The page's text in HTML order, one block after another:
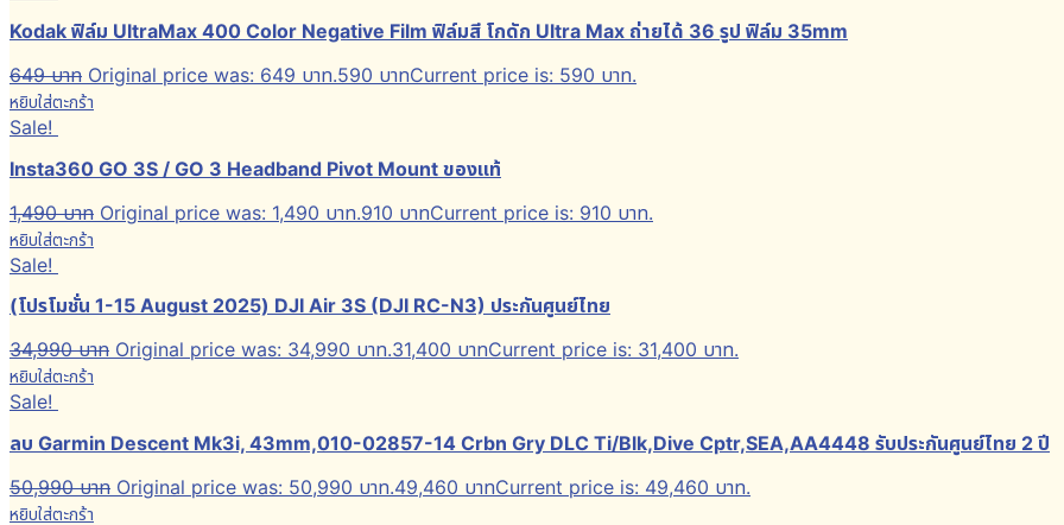
Kodak ฟิล์ม UltraMax 400 Color Negative Film ฟิล์มสี โกดัก Ultra Max ถ่ายได้ 36 รูป ฟิล์ม 35mm
649บาท Original price was: 649 บาท.590 บาทCurrent price is: 590 บาท.
หยิบใส่ตะกร้า
Sale!
Insta360 GO 3S / GO 3 Headband Pivot Mount ของแท้
1,490บาท Original price was: 1,490 บาท.910 บาทCurrent price is: 910 บาท.
หยิบใส่ตะกร้า
Sale!
(โปรโมชั่น 1-15 August 2025) DJI Air 3S (DJI RC-N3) ประกันศูนย์ไทย
34,990บาท Original price was: 34,990 บาท.31,400 บาทCurrent price is: 31,400 บาท.
หยิบใส่ตะกร้า
Sale!
ลบ Garmin Descent Mk3i, 43mm,010-02857-14 Crbn Gry DLC Ti/Blk,Dive Cptr,SEA,AA4448 รับประกันศูนย์ไทย 2 ปี
50,990บาท Original price was: 50,990 บาท.49,460 บาทCurrent price is: 49,460 บาท.
หยิบใส่ตะกร้า